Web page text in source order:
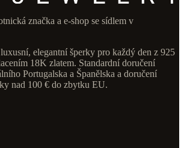
značka a e-shop se sídlem v
elegantní šperky pro každý den z 925
18K zlatem. Standardní doručení
Portugalska a Španělska a doručení
nad 100 € do zbytku EU.